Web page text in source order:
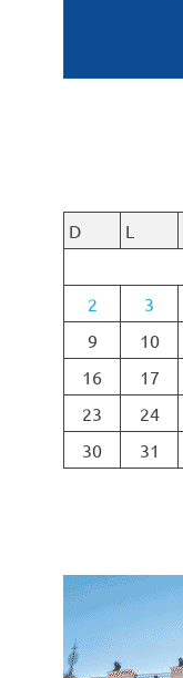
D
L
2
3
9
10
16
17
23
24
30
31